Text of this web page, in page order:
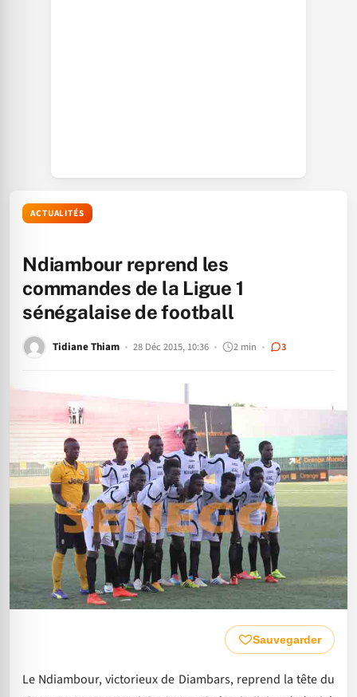
ACTUALITÉS
Ndiambour reprend les
commandes de la Ligue 1
sénégalaise de football
Tidiane Thiam 28 Déc 2015, 10:36 2 min 3
Sauvegarder
Le Ndiambour, victorieux de Diambars, reprend la tête du